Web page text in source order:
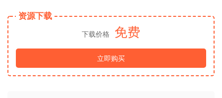
资源下载
下载价格 免费
立即购买